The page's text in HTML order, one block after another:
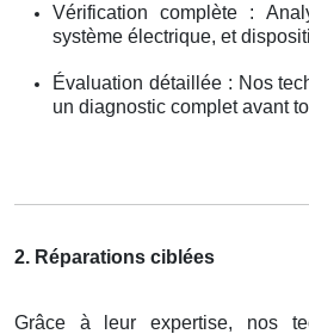
Vérification complète :
système électrique, et
Évaluation détaillée : Nos
un diagnostic complet avant
2. Réparations ciblées
Grâce à leur expertise, nos